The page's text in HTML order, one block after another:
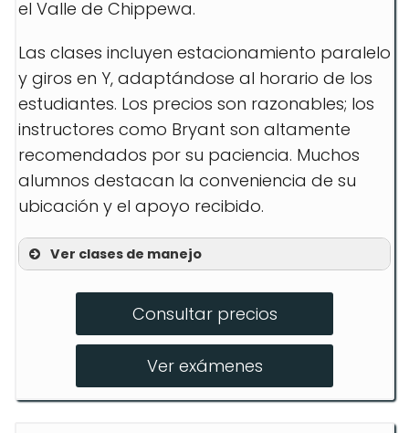
el Valle de Chippewa.
Las clases incluyen estacionamiento paralelo
y giros en Y, adaptándose al horario de los
estudiantes. Los precios son razonables; los
instructores como Bryant son altamente
recomendados por su paciencia. Muchos
alumnos destacan la conveniencia de su
ubicación y el apoyo recibido.
Ver clases de manejo
Sesiones prácticas
Preparación para exámenes
Consultar precios
Ver exámenes